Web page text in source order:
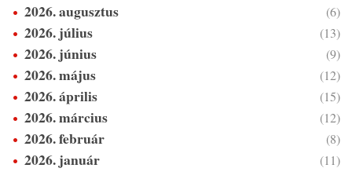
2026. augusztus (6)
2026. július (13)
2026. június (9)
2026. május (12)
2026. április (15)
2026. március (12)
2026. február (8)
2026. január (11)